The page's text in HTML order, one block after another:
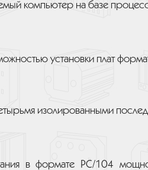
компьютер на базе
установки плат
изолированными
в формате PC/104